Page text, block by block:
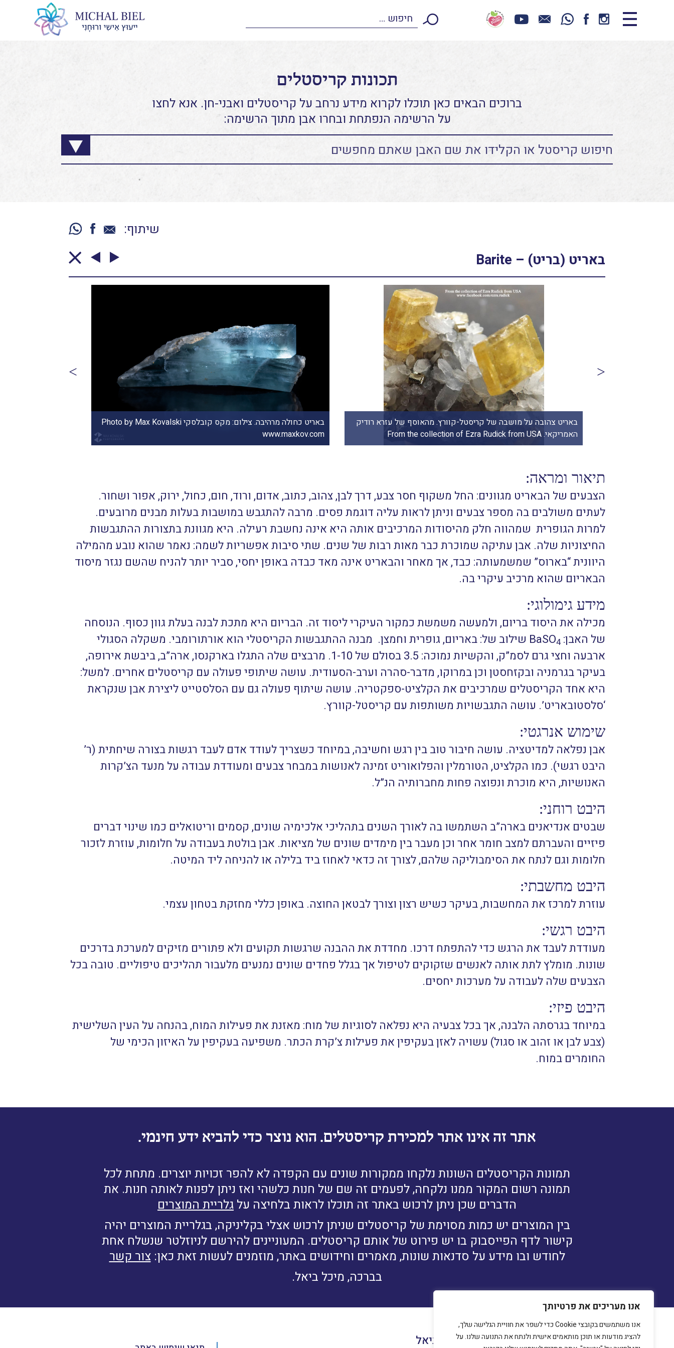
אנו מעריכים את פרטיותך
אנו משתמשים בקובצי Cookie כדי לשפר את חוויית הגלישה שלך,
להציג מודעות או תוכן מותאמים אישית ולנתח את התנועה שלנו. על
תכונות קריסטלים
ברוכים הבאים כאן תוכלו לקרוא מידע נרחב על קריסטלים ואבני-חן. אנא לחצו
על הרשימה הנפתחת ובחרו אבן מתוך הרשימה:
שיתוף:
באריט (בריט) – Barite
באריט צהובה על מושבה של קריסטל-קוורץ. מהאוסף של עזרא רודיק
האמריקאי. From the collection of Ezra Rudick from USA
מושבה של באריט עם דולומיט. פריט מגלריה מרדני בניו יורק. From
Mardani crystals gallery NYC צילום: מיכל ביאל
תיאור ומראה:
הצבעים של הבאריט מגוונים: החל משקוף חסר צבע, דרך לבן, צהוב, כתוב, אדום, ורוד, חום, כחול, ירוק, אפור ושחור.
לעתים משולבים בה מספר צבעים וניתן לראות עליה דוגמת פסים. מרבה להתגבש במושבות בעלות מבנים מרובעים.
למרות הגופרית שמהווה חלק מהיסודות המרכיבים אותה היא אינה נחשבת רעילה. היא מגוונת בתצורות ההתגבשות
החיצוניות שלה. אבן עתיקה שמוכרת כבר מאות רבות של שנים. שתי סיבות אפשריות לשמה: נאמר שהוא נובע מהמילה
היוונית “בארוס” שמשמעותה: כבד, אך מאחר והבאריט אינה מאד כבדה באופן יחסי, סביר יותר להניח שהשם נגזר מיסוד
הבאריום שהוא מרכיב עיקרי בה.
מידע גימולוגי:
מכילה את היסוד בריום, ולמעשה משמשת כמקור העיקרי ליסוד זה. הבריום היא מתכת לבנה בעלת גוון כסוף. הנוסחה
של האבן: BaSO4
שילוב של: באריום, גופרית וחמצן. מבנה ההתגבשות הקריסטלי הוא אורתורומבי. משקלה הסגולי
ארבעה וחצי גרם לסמ”ק, והקשיות נמוכה: 3.5 בסולם של 1-10. מרבצים שלה התגלו בארקנסו, ארה”ב, ביבשת אירופה,
בעיקר בגרמניה ובקזחסטן וכן במרוקו, מדבר-סהרה וערב-הסעודית. עושה שיתופי פעולה עם קריסטלים אחרים. למשל:
היא אחד הקריסטלים שמרכיבים את הקלציט-ספקטריה. עושה שיתוף פעולה גם עם הסלסטייט ליצירת אבן שנקראת
‘סלסטובאריט’. עושה התגבשויות משותפות עם קריסטל-קוורץ.
שימוש אנרגטי:
אבן נפלאה למדיטציה. עושה חיבור טוב בין רגש וחשיבה, במיוחד כשצריך לעודד אדם לעבד רגשות בצורה שיחתית (ר’
היבט רגשי). כמו הקלציט, הטורמלין והפלואוריט זמינה לאנושות במבחר צבעים ומעודדת עבודה על מנעד הצ’קרות
האנושיות, היא מוכרת ונפוצה פחות מחברותיה הנ”ל.
היבט רוחני:
שבטים אנדיאנים בארה”ב השתמשו בה לאורך השנים בתהליכי אלכימיה שונים, קסמים וריטואלים כמו שינוי דברים
פיזיים והעברתם למצב חומר אחר וכן מעבר בין מימדים שונים של מציאות. אבן בולטת בעבודה על חלומות, עוזרת לזכור
חלומות וגם לנתח את הסימבוליקה שלהם, לצורך זה כדאי לאחוז ביד בלילה או להניחה ליד המיטה.
היבט מחשבתי:
עוזרת למרכז את המחשבות, בעיקר כשיש רצון וצורך לבטאן החוצה. באופן כללי מחזקת בטחון עצמי.
היבט רגשי:
מעודדת לעבד את הרגש כדי להתפתח דרכו. מחדדת את ההבנה שרגשות תקועים ולא פתורים מזיקים למערכת בדרכים
שונות. מומלץ לתת אותה לאנשים שזקוקים לטיפול אך בגלל פחדים שונים נמנעים מלעבור תהליכים טיפוליים. טובה בכל
הצבעים שלה לעבודה על מערכות יחסים.
היבט פיזי:
במיוחד בגרסתה הלבנה, אך בכל צבעיה היא נפלאה לסוגיות של מוח: מאזנת את פעילות המוח, בהנחה על העין השלישית
(צבע לבן או זהוב או סגול) עשויה לאזן בעקיפין את פעילות צ’קרת הכתר. משפיעה בעקיפין על האיזון הכימי של
החומרים במוח.
אתר זה אינו אתר למכירת קריסטלים. הוא נוצר כדי להביא ידע חינמי.
תמונות הקריסטלים השונות נלקחו ממקורות שונים עם הקפדה לא להפר זכויות יוצרים. מתחת לכל
תמונה רשום המקור ממנו נלקחה, לפעמים זה שם של חנות כלשהי ואז ניתן לפנות לאותה חנות. את
הדברים שכן ניתן לרכוש באתר זה תוכלו לראות בלחיצה על גלריית המוצרים
בין המוצרים יש כמות מסוימת של קריסטלים שניתן לרכוש אצלי בקליניקה, בגלריית המוצרים יהיה
קישור לדף הפייסבוק בו יש פירוט של אותם קריסטלים. המעוניינים להירשם לניוזלטר שנשלח אחת
לחודש ובו מידע על סדנאות שונות, מאמרים וחידושים באתר, מוזמנים לעשות זאת כאן:צור קשר
בברכה, מיכל ביאל.
מיכל ביאל